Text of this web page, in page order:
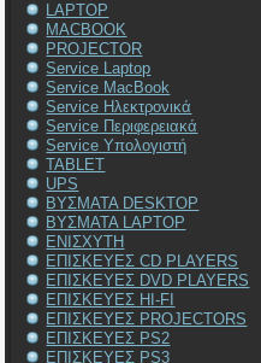
LAPTOP
MACBOOK
PROJECTOR
Service Laptop
Service MacBook
Service Ηλεκτρονικά
Service Περιφερειακά
Service Υπολογιστή
TABLET
UPS
ΒΥΣΜΑΤΑ DESKTOP
ΒΥΣΜΑΤΑ LAPTOP
ΕΝΙΣΧΥΤΗ
ΕΠΙΣΚΕΥΕΣ CD PLAYERS
ΕΠΙΣΚΕΥΕΣ DVD PLAYERS
ΕΠΙΣΚΕΥΕΣ HI-FI
ΕΠΙΣΚΕΥΕΣ PROJECTORS
ΕΠΙΣΚΕΥΕΣ PS2
ΕΠΙΣΚΕΥΕΣ PS3